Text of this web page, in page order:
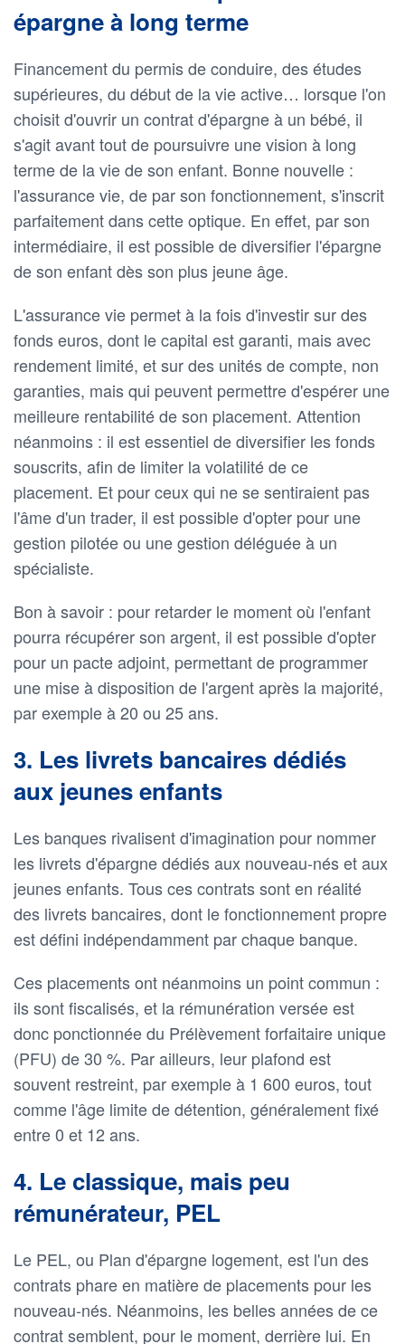
épargne à long terme
Financement du permis de conduire, des études
supérieures, du début de la vie active… lorsque l'on
choisit d'ouvrir un contrat d'épargne à un bébé, il
s'agit avant tout de poursuivre une vision à long
terme de la vie de son enfant. Bonne nouvelle :
l'assurance vie, de par son fonctionnement, s'inscrit
parfaitement dans cette optique. En effet, par son
intermédiaire, il est possible de diversifier l'épargne
de son enfant dès son plus jeune âge.
L'assurance vie permet à la fois d'investir sur des
fonds euros, dont le capital est garanti, mais avec
rendement limité, et sur des unités de compte, non
garanties, mais qui peuvent permettre d'espérer une
meilleure rentabilité de son placement. Attention
néanmoins : il est essentiel de diversifier les fonds
souscrits, afin de limiter la volatilité de ce
placement. Et pour ceux qui ne se sentiraient pas
l'âme d'un trader, il est possible d'opter pour une
gestion pilotée ou une gestion déléguée à un
spécialiste.
Bon à savoir : pour retarder le moment où l'enfant
pourra récupérer son argent, il est possible d'opter
pour un pacte adjoint, permettant de programmer
une mise à disposition de l'argent après la majorité,
par exemple à 20 ou 25 ans.
3. Les livrets bancaires dédiés
aux jeunes enfants
Les banques rivalisent d'imagination pour nommer
les livrets d'épargne dédiés aux nouveau-nés et aux
jeunes enfants. Tous ces contrats sont en réalité
des livrets bancaires, dont le fonctionnement propre
est défini indépendamment par chaque banque.
Ces placements ont néanmoins un point commun :
ils sont fiscalisés, et la rémunération versée est
donc ponctionnée du Prélèvement forfaitaire unique
(PFU) de 30 %. Par ailleurs, leur plafond est
souvent restreint, par exemple à 1 600 euros, tout
comme l'âge limite de détention, généralement fixé
entre 0 et 12 ans.
4. Le classique, mais peu
rémunérateur, PEL
Le PEL, ou Plan d'épargne logement, est l'un des
contrats phare en matière de placements pour les
nouveau-nés. Néanmoins, les belles années de ce
contrat semblent, pour le moment, derrière lui. En